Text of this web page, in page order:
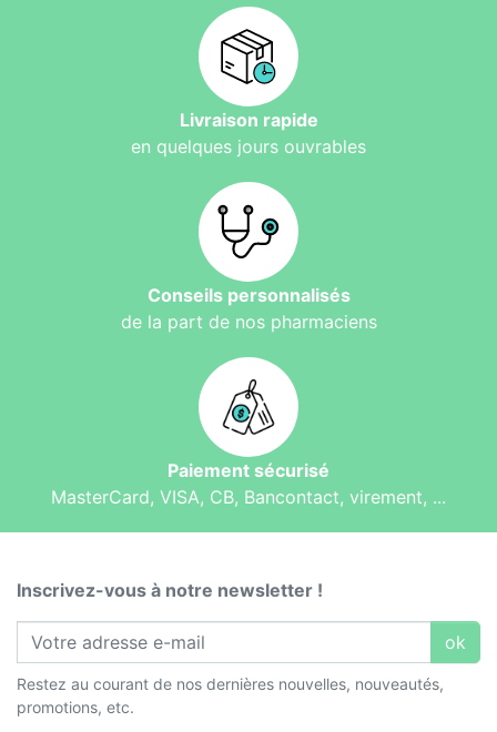
Livraison rapide
en quelques jours ouvrables
Conseils personnalisés
de la part de nos pharmaciens
Paiement sécurisé
MasterCard, VISA, CB, Bancontact, virement, ...
Inscrivez-vous à notre newsletter !
ok
Restez au courant de nos dernières nouvelles, nouveautés,
promotions, etc.